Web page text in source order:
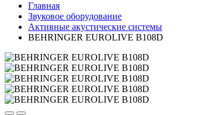
Главная
Звуковое оборудование
Активные акустические системы
BEHRINGER EUROLIVE B108D